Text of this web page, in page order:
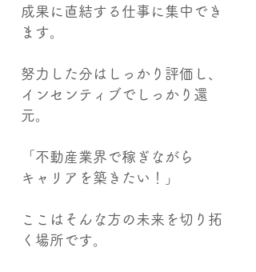
成果に直結する仕事に集中でき
ます。
努力した分はしっかり評価し、
インセンティブでしっかり還
元。
「不動産業界で稼ぎながら
キャリアを築きたい！」
ここはそんな方の未来を切り拓
く場所です。